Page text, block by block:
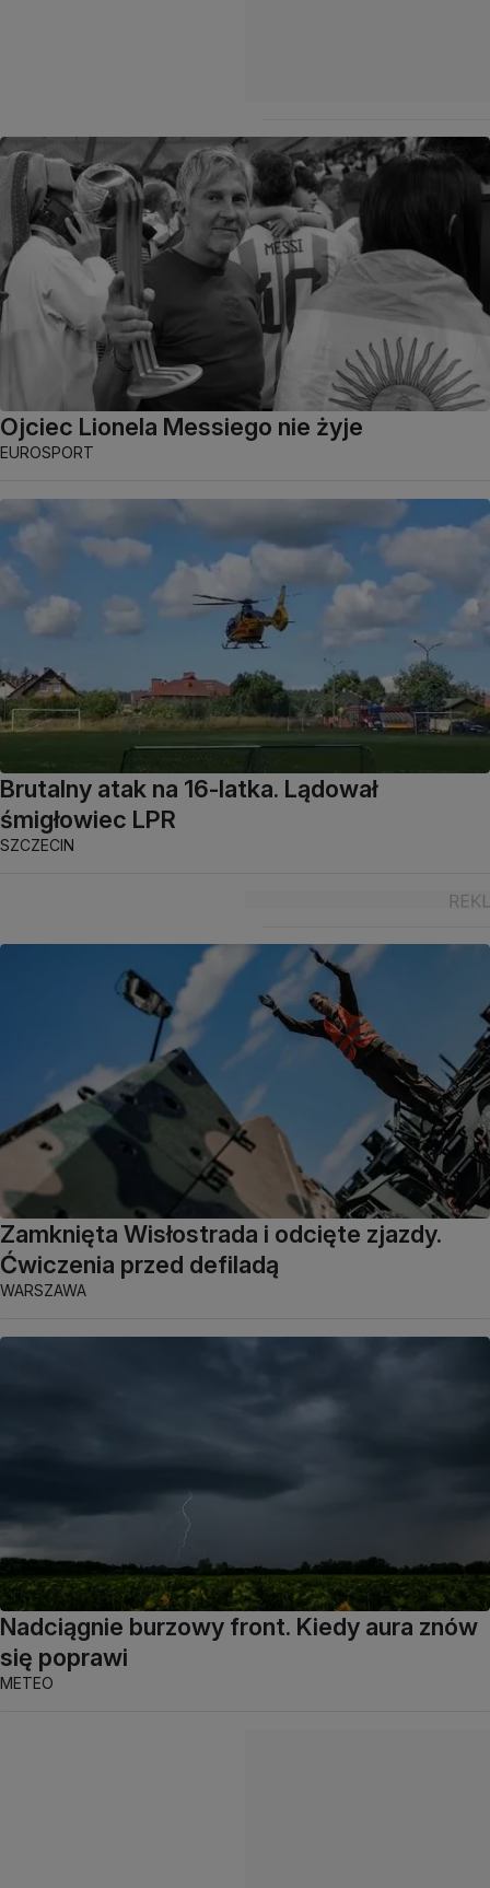
Ojciec Lionela Messiego nie żyje
EUROSPORT
Brutalny atak na 16-latka. Lądował
śmigłowiec LPR
SZCZECIN
Zamknięta Wisłostrada i odcięte zjazdy.
Ćwiczenia przed defiladą
WARSZAWA
Nadciągnie burzowy front. Kiedy aura znów
się poprawi
METEO